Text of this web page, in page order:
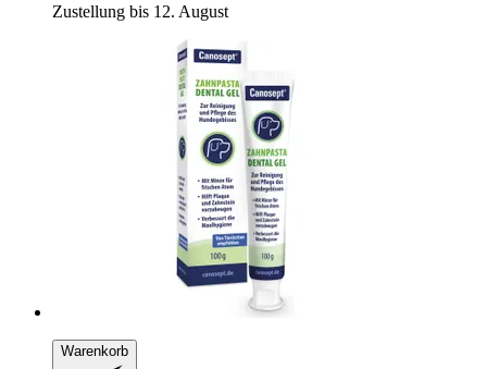
Zustellung bis 12. August
Warenkorb